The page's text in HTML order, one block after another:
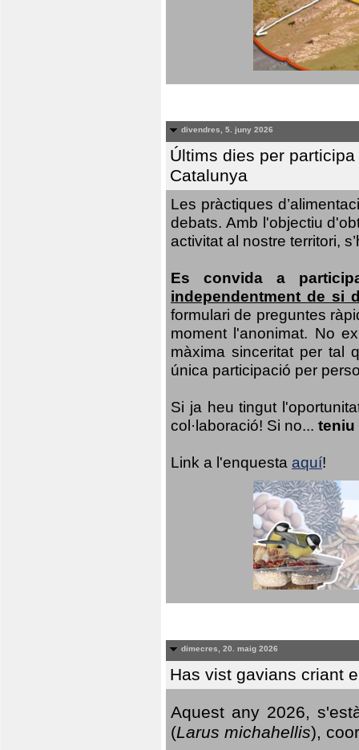
divendres, 5. juny 2026
Últims dies per
Catalunya
Les pràctiques
debats. Amb l'objectiu
activitat al nostre territori,
Es convida a
independentment de si
formulari de preguntes
moment l'anonimat. No
màxima sinceritat per tal
única participació per
Si ja heu tingut
col·laboració! Si no... teniu
Link a l'enquesta aquí!
dimecres, 20. maig 2026
Has vist gavians criant
Aquest any 2026,
(Larus michahellis),